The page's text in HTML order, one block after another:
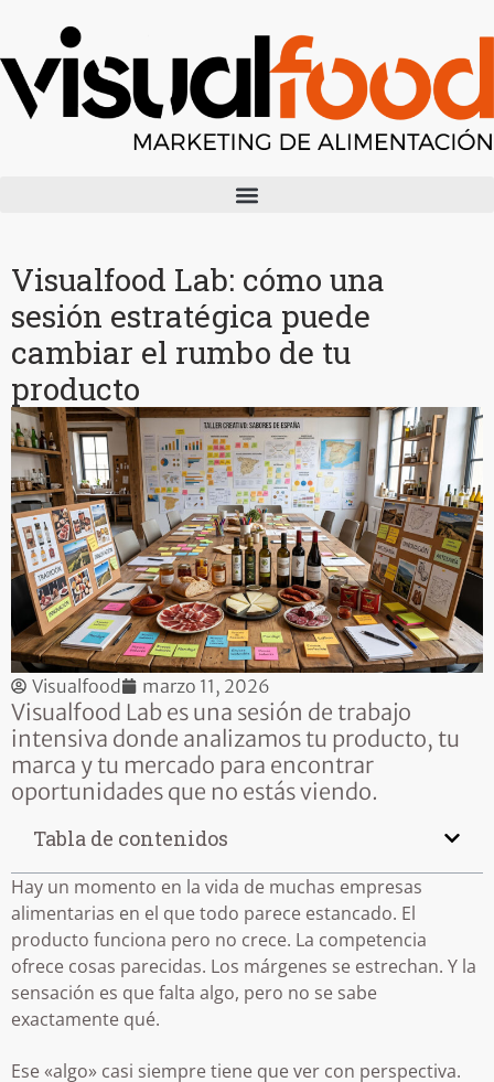
Visualfood Lab: cómo una
sesión estratégica puede
cambiar el rumbo de tu
producto
Visualfood marzo 11, 2026
Visualfood Lab es una sesión de trabajo
intensiva donde analizamos tu producto, tu
marca y tu mercado para encontrar
oportunidades que no estás viendo.
Tabla de contenidos
Hay un momento en la vida de muchas empresas
alimentarias en el que todo parece estancado. El
producto funciona pero no crece. La competencia
ofrece cosas parecidas. Los márgenes se estrechan. Y la
sensación es que falta algo, pero no se sabe
exactamente qué.
Ese «algo» casi siempre tiene que ver con perspectiva.